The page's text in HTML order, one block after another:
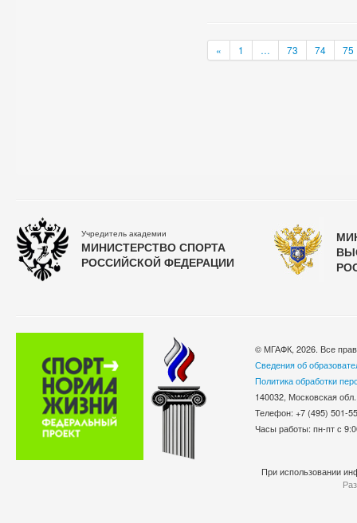
« 1 … 73 74 75
Учредитель академии
МИНИСТЕРСТВО СПОРТА
РОССИЙСКОЙ ФЕДЕРАЦИИ
© МГАФК, 2026. Все
Сведения об
Политика обработки
140032, Московская
Телефон: +7 (495)
Часы работы: пн-пт с
При использовании